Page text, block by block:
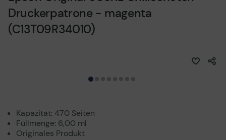
Druckerpatrone - magenta
(C13T09R34010)
Kapazität: 470 Seiten
Füllmenge: 6,00 ml
Originales Produkt